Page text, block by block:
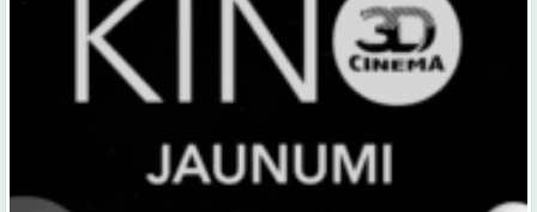
ANIMĀCIJAS PASAULE 3D CINEMA